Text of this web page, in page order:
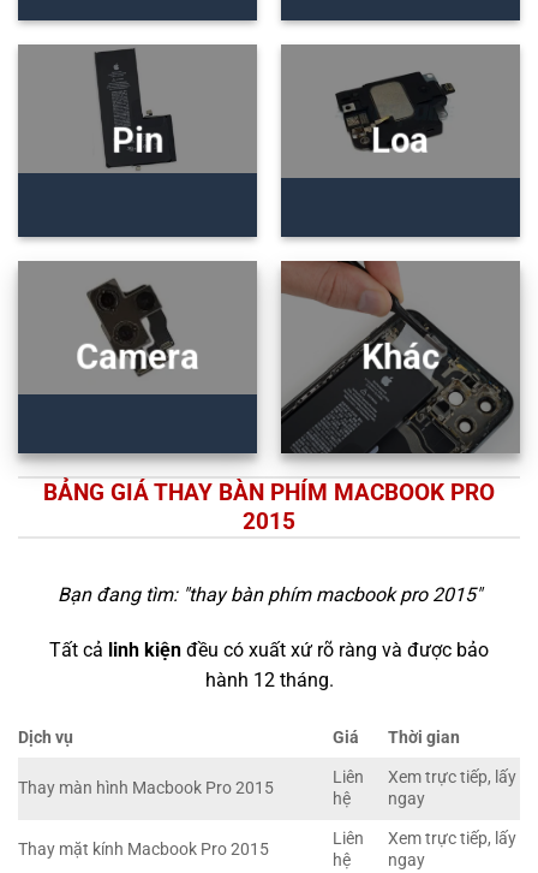
Pin Loa
Camera Khác
BẢNG GIÁ THAY BÀN PHÍM MACBOOK PRO
2015
Bạn đang tìm: "thay bàn phím macbook pro 2015"
Tất cả linh kiện đều có xuất xứ rõ ràng và được bảo
hành 12 tháng.
Dịch vụ Giá Thời gian
Thay màn hình Macbook Pro 2015
Liên
hệ
Xem trực tiếp, lấy
ngay
Thay mặt kính Macbook Pro 2015
Liên
hệ
Xem trực tiếp, lấy
ngay